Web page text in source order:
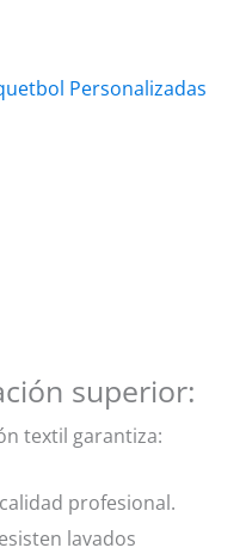
Personalizadas
superior:
textil garantiza:
profesional.
lavados